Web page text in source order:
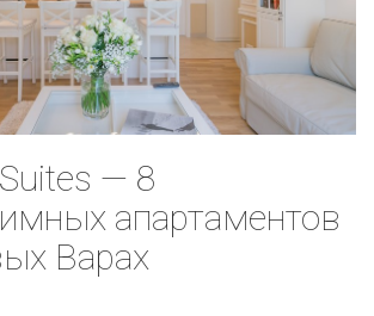
— 8
апартаментов
Варах